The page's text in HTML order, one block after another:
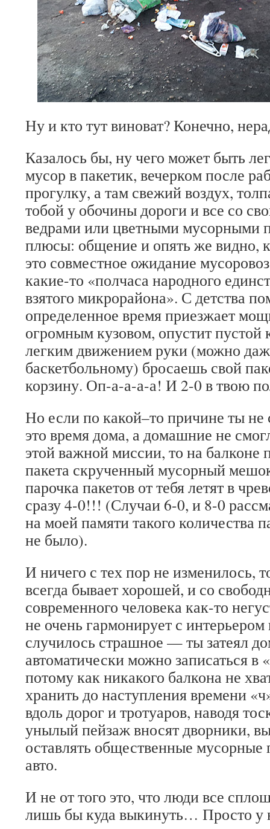
Ну и кто тут виноват? Конечно,
Казалось бы, ну чего может быть
мусор в пакетик, вечерком после
прогулку, а там свежий воздух,
тобой у обочины дороги и все со
ведрами или цветными мусорными
плюсы: общение и опять же видно,
это совместное ожидание
какие-то «полчаса народного
взятого микрорайона». С детства
определенное время приезжает
огромным кузовом, опустит пустой
легким движением руки (можно
баскетбольному) бросаешь свой
корзину. Оп-а-а-а-а! И 2-0 в твою
Но если по какой–то причине ты не
это время дома, а домашние не
этой важной миссии, то на балконе
пакета скрученный мусорный
парочка пакетов от тебя летят в
сразу 4-0!!! (Случаи 6-0, и 8-0
на моей памяти такого количества
не было).
И ничего с тех пор не изменилось,
всегда бывает хорошей, и со
современного человека как-то
не очень гармонирует с
случилось страшное — ты затеял
автоматически можно записаться
потому как никакого балкона не
хранить до наступления времени
вдоль дорог и тротуаров, наводя
унылый пейзаж вносят дворники,
оставлять общественные мусорные
авто.
И не от того это, что люди все
лишь бы куда выкинуть… Просто у